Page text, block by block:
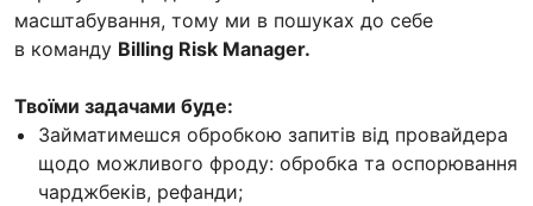
масштабування, тому ми в пошуках до себе
в команду Billing Risk Manager.
Твоїми задачами буде:
Займатимешся обробкою запитів від провайдера
щодо можливого фроду: обробка та оспорювання
чарджбеків, рефанди;